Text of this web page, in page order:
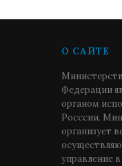
О САЙТЕ
Федерации
органом
Росссии.
организует
управление